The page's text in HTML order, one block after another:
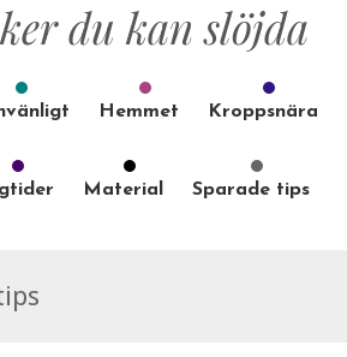
Hemmet Kroppsnära
Material Sparade tips